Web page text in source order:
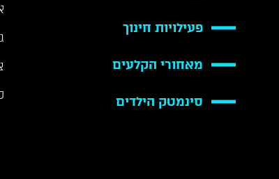
פעילויות חינוך
מאחורי הקלעים
סינמטק הילדים